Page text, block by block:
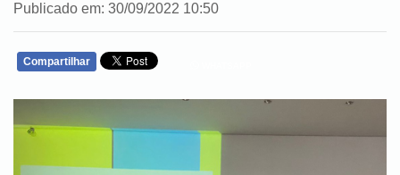
Publicado em: 30/09/2022 10:50
Compartilhar